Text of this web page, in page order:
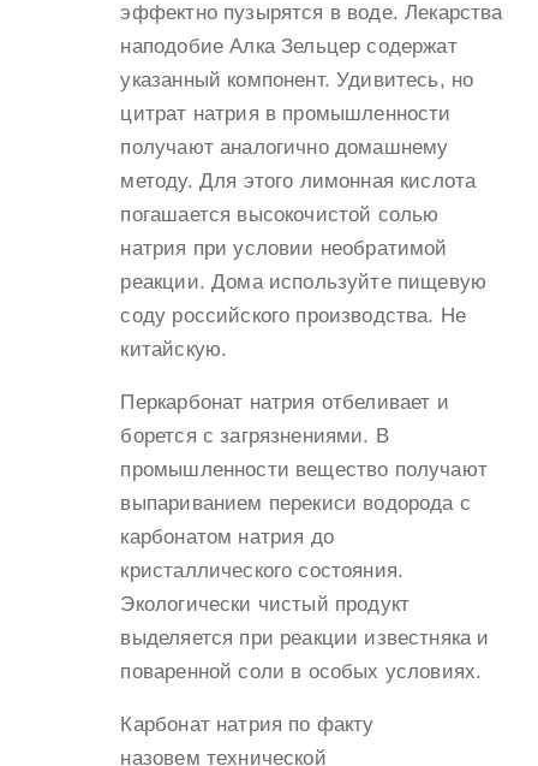
эффектно пузырятся в воде. Лекарства
наподобие Алка Зельцер содержат
указанный компонент. Удивитесь, но
цитрат натрия в промышленности
получают аналогично домашнему
методу. Для этого лимонная кислота
погашается высокочистой солью
натрия при условии необратимой
реакции. Дома используйте пищевую
соду российского производства. Не
китайскую.
Перкарбонат натрия отбеливает и
борется с загрязнениями. В
промышленности вещество получают
выпариванием перекиси водорода с
карбонатом натрия до
кристаллического состояния.
Экологически чистый продукт
выделяется при реакции известняка и
поваренной соли в особых условиях.
Карбонат натрия по факту
назовем технической